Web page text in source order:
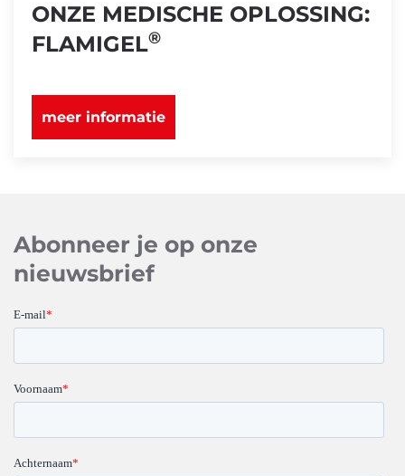
ONZE MEDISCHE OPLOSSING:
FLAMIGEL®
meer informatie
Abonneer je op onze
nieuwsbrief